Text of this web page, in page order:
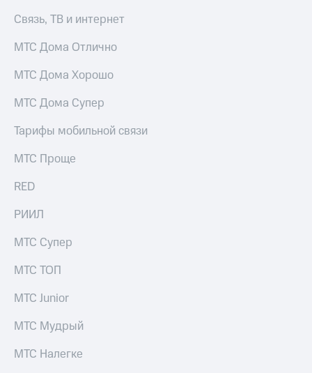
Связь, ТВ и интернет
МТС Дома Отлично
МТС Дома Хорошо
МТС Дома Супер
Тарифы мобильной связи
МТС Проще
RED
РИИЛ
МТС Супер
МТС ТОП
МТС Junior
МТС Мудрый
МТС Налегке